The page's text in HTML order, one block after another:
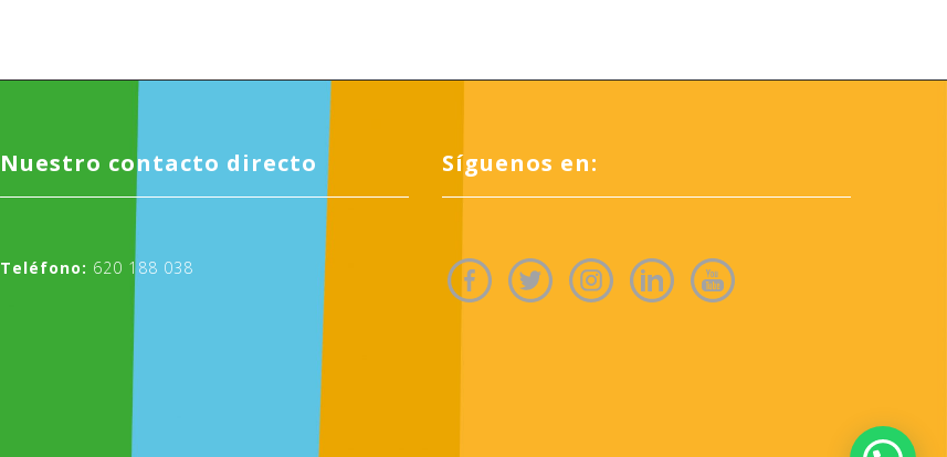
Nuestro contacto directo
Teléfono: 620 188 038
Síguenos en: